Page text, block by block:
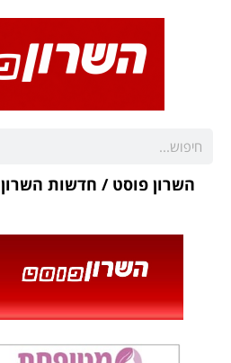
השרון פוסט / חדשות השרון